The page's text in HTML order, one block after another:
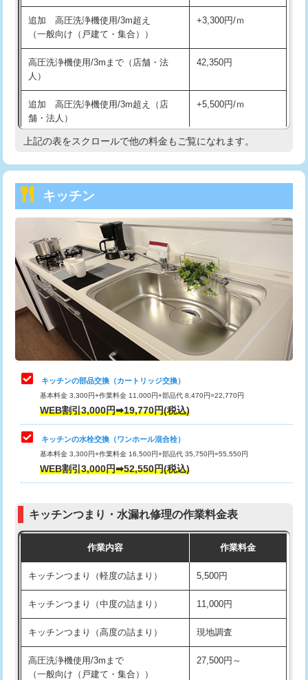
交換・取付（その他部品） 11,000円+材料費
持込商品取付（単水栓） 13,200円
持込商品取付（混合水栓）
持込商品取付（浄水器・分岐水栓） 16,500円
持込商品取付（温水洗浄便座） 22,000円
持込商品取付（普通便座⇔温水洗浄便
22,000円
給水管工事※（ホール加工)
給水管工事※（バンド止め) 3,300円
給水管工事※（支持金具設置) 5,500円
給水管工事※（保温材使用（バンド止
め込み）)
5,500円
給水管工事※（土の掘削・埋め戻し作
11,000円
給水管工事※（塩ビ管（VP・HI）使
用/3ｍまで)
給水管工事※（塩ビ管（VP・HI）使
用（追加）/3ｍ超え)
給水管工事※（ライニング鋼管・銅
管・ポリ管・HT管使用/3ｍまで)
44,000円
管・ポリ管・HT管使用/3ｍ超え)
排水管工事（土の掘削・埋め戻し作
11,000円~
排水管工事（排水管工事/3ｍまで） 55,000円
排水管工事（追加 排水管工事/3ｍ超
+11,000円
マス交換（土の掘削・埋め戻し作業）
追加 高圧洗浄機使用/3m超え
（一般向け（戸建て・集合））
+3,300円/ｍ
高圧洗浄機使用/3mまで（店舗・法
人）
42,350円
追加 高圧洗浄機使用/3m超え（店
舗・法人）
+5,500円/ｍ
高度高圧洗浄換 現地調査
トーラー機使用/3mまで
追加トーラー機使用/3m超え +3,300円
カメラ調査 33,000円
桝清掃 8,800円
止水・漏水調査・防水処理・清掃・修
理・調整・分解・加工など（軽作業）
11,000円
止水・漏水調査・防水処理・清掃・修
理・調整・分解・加工など（中作業）
22,000円
止水・漏水調査・防水処理・清掃・修
理・調整・分解・加工など（重作業）
33,000円
お風呂タンク脱着
その他部品の脱着
式・ワンホール）)
交換・取付(排水栓・排水トラップ
22,000円+材料費
上記の表をスクロールで他の料金もご覧になれます。
キッチン
キッチンの部品交換（カートリッジ交換）
基本料金 3,300円+作業料金 11,000円+部品代 8,470円=22,770円
WEB割引3,000円➡19,770円(税込)
キッチンの水栓交換（ワンホール混合栓）
基本料金 3,300円+作業料金 16,500円+部品代 35,750円=55,550円
WEB割引3,000円➡52,550円(税込)
キッチンつまり・水漏れ修理の作業料金表
作業内容 作業料金
キッチンつまり（軽度の詰まり） 5,500円
キッチンつまり（中度の詰まり） 11,000円
キッチンつまり（高度の詰まり） 現地調査
高圧洗浄機使用/3mまで
（一般向け（戸建て・集合））
27,500円～